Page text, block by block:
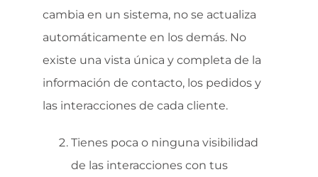
cambia en un sistema, no se actualiza
automáticamente en los demás. No
existe una vista única y completa de la
información de contacto, los pedidos y
las interacciones de cada cliente.
Tienes poca o ninguna visibilidad
de las interacciones con tus